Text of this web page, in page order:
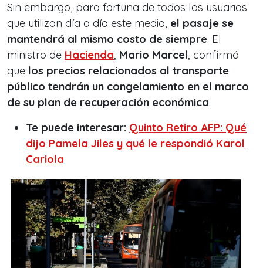
Sin embargo, para fortuna de todos los usuarios
que utilizan día a día este medio, el pasaje se
mantendrá al mismo costo de siempre. El
ministro de Hacienda, Mario Marcel, confirmó
que los precios relacionados al transporte
público tendrán un congelamiento en el marco
de su plan de recuperación económica.
Te puede interesar: Quinto Retiro AFP: Qué
dijo Pamela Jiles y qué le respondió Karol
Cariola